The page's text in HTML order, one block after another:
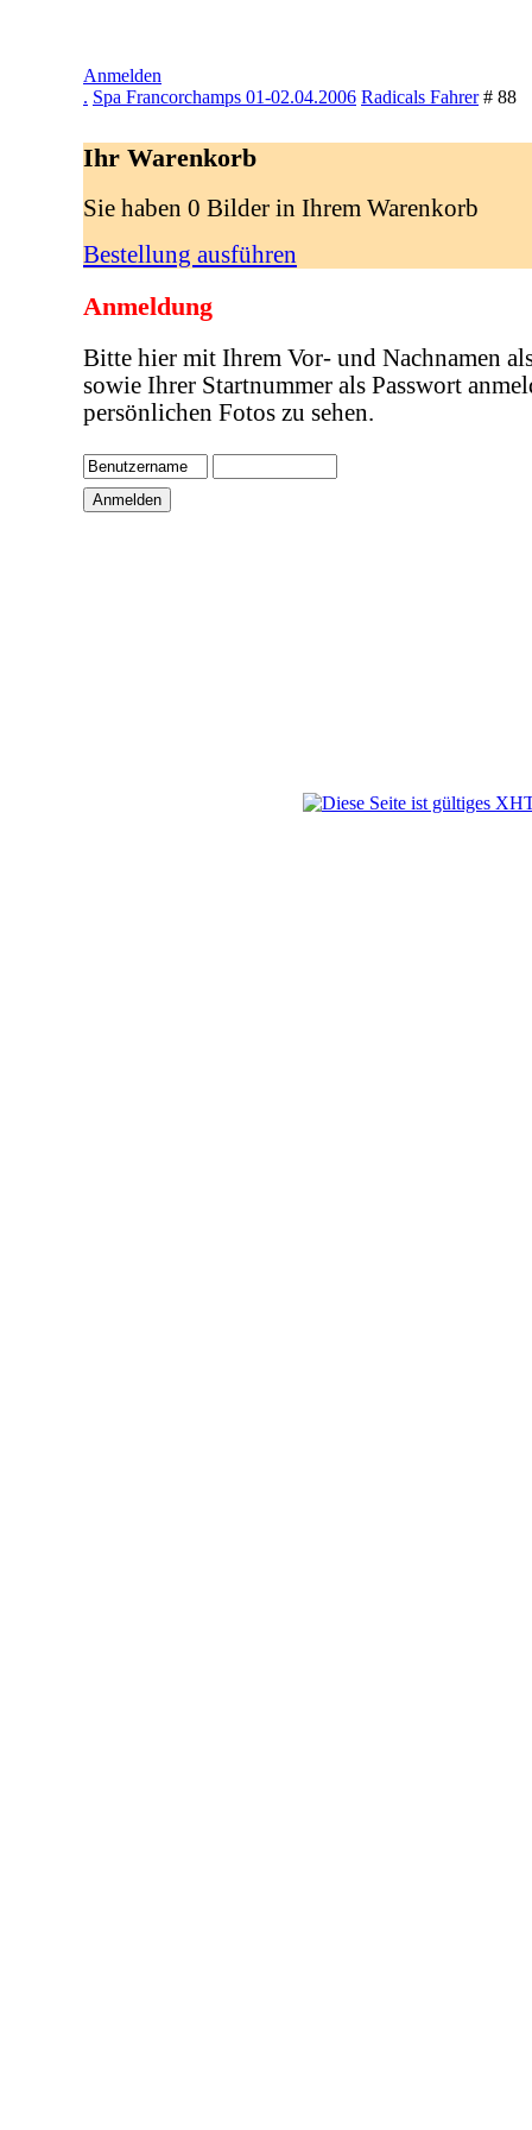
Anmelden
. Spa Francorchamps 01-02.04.2006 Radicals Fahrer # 88
Ihr Warenkorb
Sie haben 0 Bilder in Ihrem Warenkorb
Bestellung ausführen
Anmeldung
Bitte hier mit Ihrem Vor- und Nachnamen
sowie Ihrer Startnummer als Passwort
persönlichen Fotos zu sehen.